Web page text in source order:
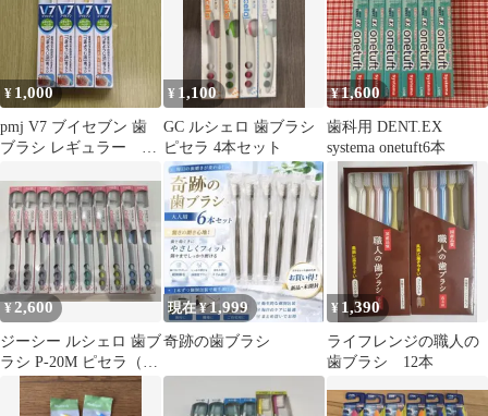
¥ 1,000
pmj V7 ブイセブン 歯
ブラシ レギュラー や
¥ 1,100
GC ルシェロ 歯ブラシ
ピセラ 4本セット
¥1,600
歯科用 DENT.EX
systema onetuft6本
¥2,600
ジーシー ルシェロ 歯ブ
ラシ P-20M ピセラ（ふ
つう）10本セット
現在 ¥1,999
奇跡の歯ブラシ
¥ 1,390
ライフレンジの職人の
歯ブラシ 12本